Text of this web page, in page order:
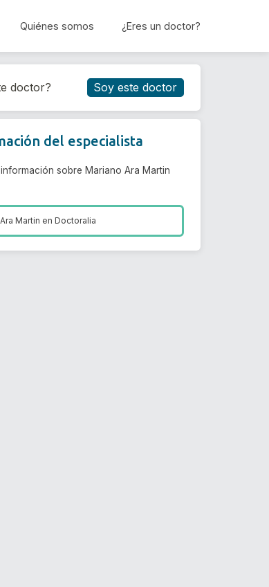
Quiénes somos ¿Eres un doctor?
Reservar cita
doctor? Soy este doctor
del especialista
sobre Mariano Ara Martin
Martin enDoctoralia